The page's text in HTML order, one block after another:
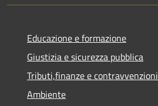
Educazione e formazione
Giustizia e sicurezza pubblica
Tributi,finanze e contravvenzioni
Ambiente